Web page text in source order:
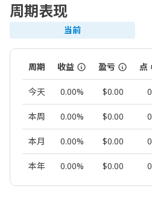
周期表现
当前
周期 收益 盈亏 点
今天 0.00% $0.00 0
本周 0.00% $0.00 0
本月 0.00% $0.00 0
本年 0.00% $0.00 0